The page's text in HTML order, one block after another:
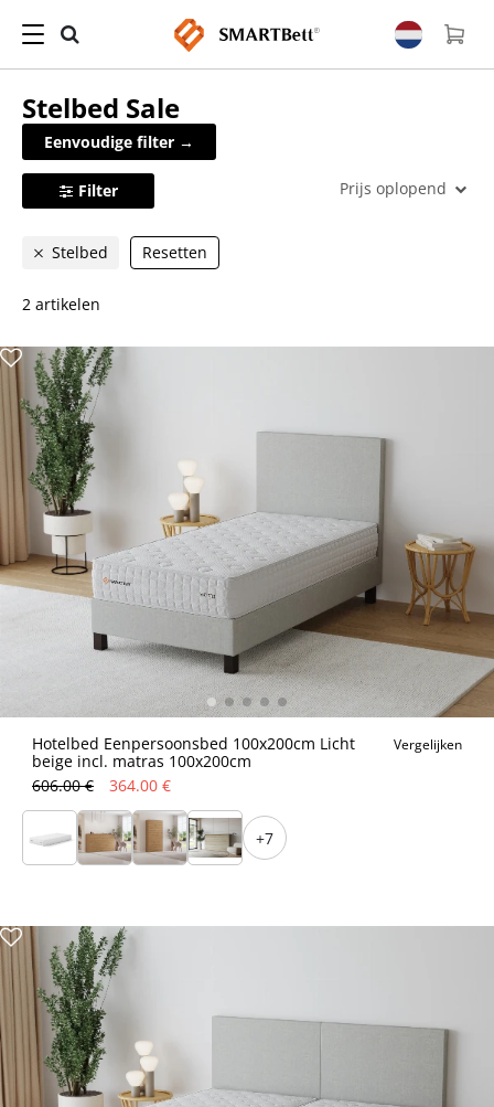
Stelbed Sale
Eenvoudige filter →
Filter Prijs oplopend
Stelbed Resetten
2 artikelen
Hotelbed Eenpersoonsbed 100x200cm Licht
beige incl. matras 100x200cm
Vergelijken
606.00 € 364.00 €
+7